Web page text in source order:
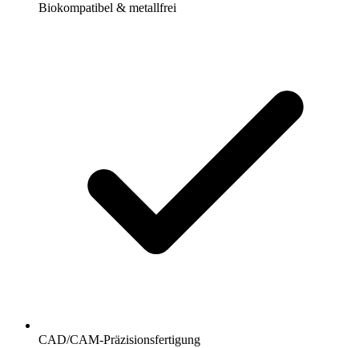
Biokompatibel & metallfrei
CAD/CAM-Präzisionsfertigung